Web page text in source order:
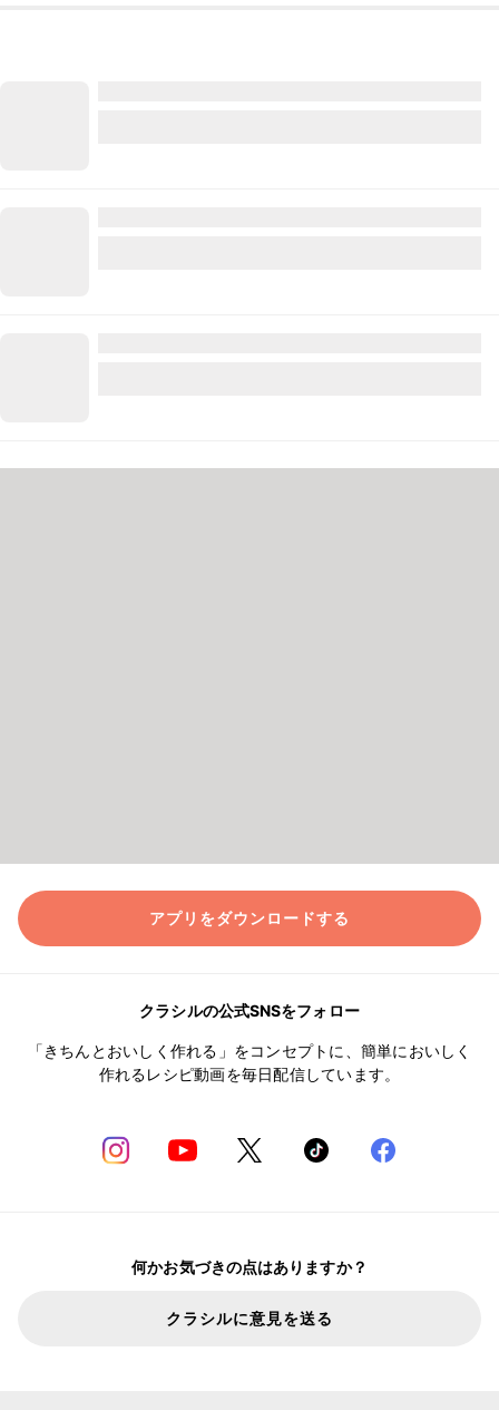
アプリをダウンロードする
クラシルの公式SNSをフォロー
「きちんとおいしく作れる」をコンセプトに、簡単においしく
作れるレシピ動画を毎日配信しています。
何かお気づきの点はありますか？
クラシルに意見を送る